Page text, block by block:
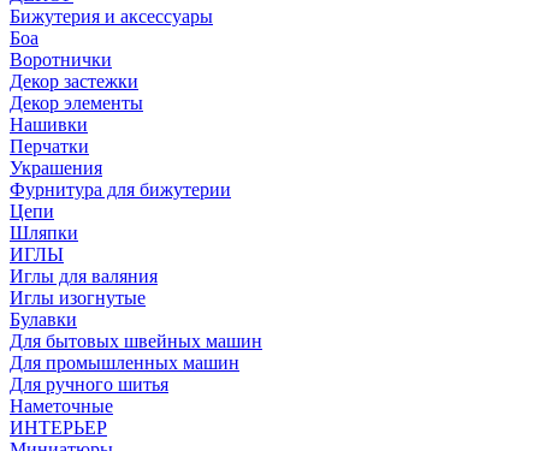
Бижутерия и аксессуары
Боа
Воротнички
Декор застежки
Декор элементы
Нашивки
Перчатки
Украшения
Фурнитура для бижутерии
Цепи
Шляпки
ИГЛЫ
Иглы для валяния
Иглы изогнутые
Булавки
Для бытовых швейных машин
Для промышленных машин
Для ручного шитья
Наметочные
ИНТЕРЬЕР